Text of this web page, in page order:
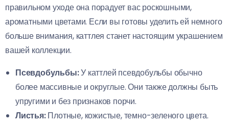
правильном уходе она порадует вас роскошными,
ароматными цветами. Если вы готовы уделить ей немного
больше внимания, каттлея станет настоящим украшением
вашей коллекции.
Псевдобульбы:У каттлей псевдобульбы обычно
более массивные и округлые. Они также должны быть
упругими и без признаков порчи.
Листья:Плотные, кожистые, темно-зеленого цвета.